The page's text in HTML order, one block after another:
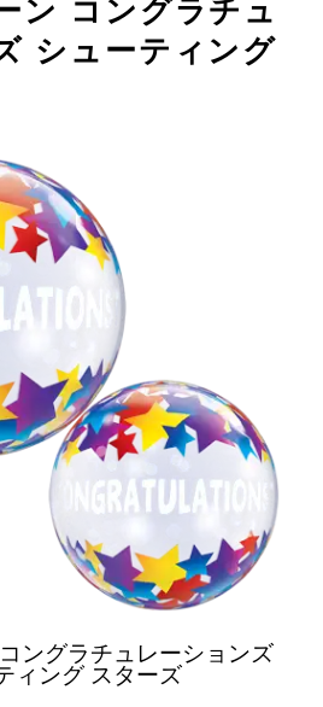
ン コングラチュ
シューティング
ングラチュレーションズ
ィング スターズ